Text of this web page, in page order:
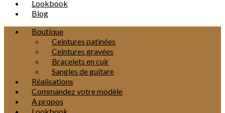
Lookbook
Blog
Boutique
Ceintures patinées
Ceintures gravées
Bracelets en cuir
Sangles de guitare
Réalisations
Commandez votre modèle
A propos